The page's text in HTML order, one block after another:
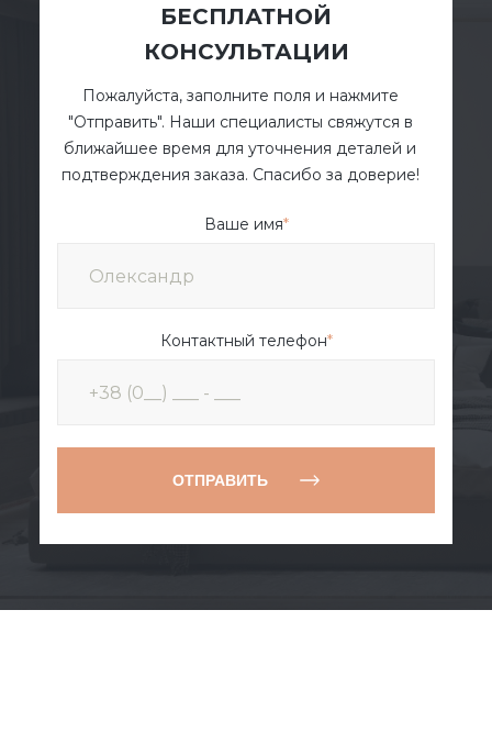
БЕСПЛАТНОЙ
КОНСУЛЬТАЦИИ
Пожалуйста, заполните поля и нажмите
"Отправить". Наши специалисты свяжутся в
ближайшее время для уточнения деталей и
подтверждения заказа. Спасибо за доверие!
Ваше имя*
Контактный телефон*
ОТПРАВИТЬ